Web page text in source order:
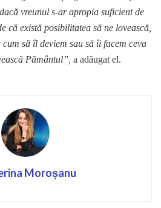
vreunul s-ar apropia suficient de
că există posibilitatea să ne lovească,
să îl deviem sau să îi facem ceva
Pământul”, a adăugat el.
Moroșanu